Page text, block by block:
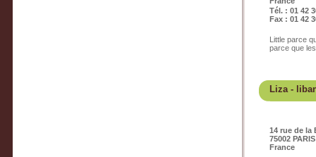
Tél. : 01 42
Fax : 01 42
Little parce
parce que
Liza-
14 rue de la
75002 PARIS
France